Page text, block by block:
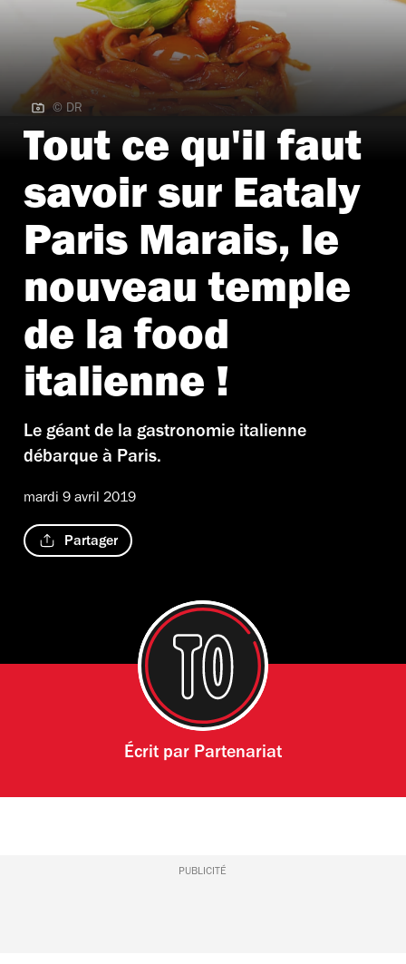
© DR
© DR
Tout ce qu'il faut
savoir sur Eataly
Paris Marais, le
nouveau temple
de la food
italienne !
Le géant de la gastronomie italienne
débarque à Paris.
mardi 9 avril 2019
Partager
Écrit par Partenariat
PUBLICITÉ